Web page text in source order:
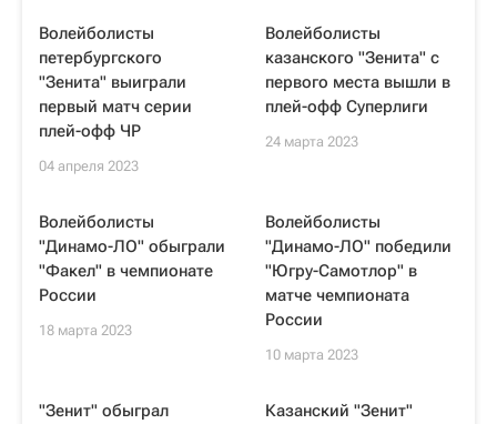
Волейболисты
петербургского
"Зенита" выиграли
первый матч серии
плей-офф ЧР
04 апреля 2023
Волейболисты
казанского "Зенита" с
первого места вышли в
плей-офф Суперлиги
24 марта 2023
Волейболисты
"Динамо-ЛО" обыграли
"Факел" в чемпионате
России
18 марта 2023
Волейболисты
"Динамо-ЛО" победили
"Югру-Самотлор" в
матче чемпионата
России
10 марта 2023
"Зенит" обыграл
Казанский "Зенит"